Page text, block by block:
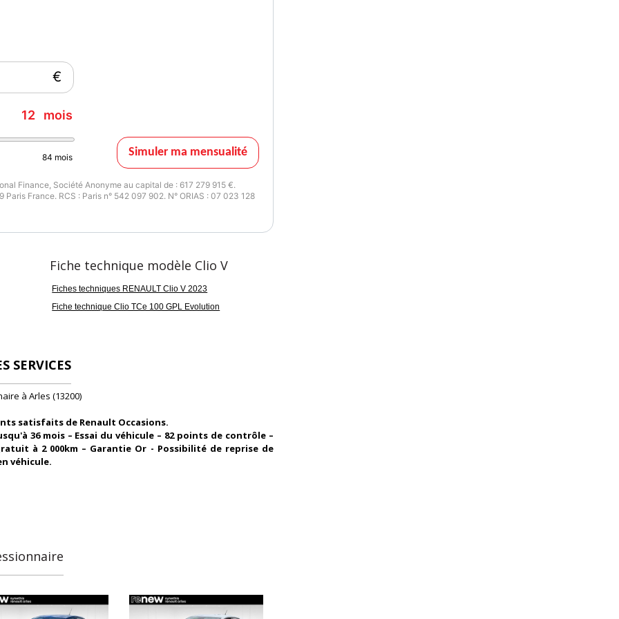
et compteurs analogiques
piétons (AEBS City + Inter Urbain + Piéton)
avec écran 7" avec Navigation et Radio Numérique DAB
Crit'Air Couleur intérieur
HARMO1
€
12 mois
84 mois Simuler ma mensualité
Finance, Société Anonyme au capital de : 617 279 915 €.
France. RCS : Paris n° 542 097 902. N° ORIAS : 07 023 128
Fiche technique modèle Clio V
Fiches techniques RENAULT Clio V 2023
Fiche technique Clio TCe 100 GPL Evolution
SERVICES
à Arles (13200)
satisfaits de Renault Occasions.
36 mois – Essai du véhicule – 82 points de contrôle –
à 2 000km – Garantie Or - Possibilité de reprise de
véhicule.